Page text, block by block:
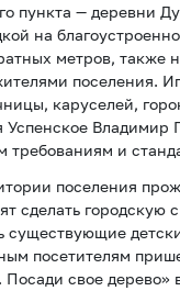
пункта — деревни
на
метров, также
поселения.
каруселей,
Успенское Владимир
требованиям и
поселения
сделать городскую
существующие
посетителям
свое дерево»